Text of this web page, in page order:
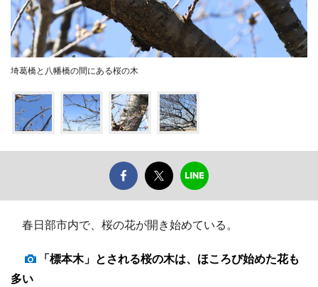
埼葛橋と八幡橋の間にある桜の木
春日部市内で、桜の花が開き始めている。
「標本木」とされる桜の木は、ほころび始めた花も
多い